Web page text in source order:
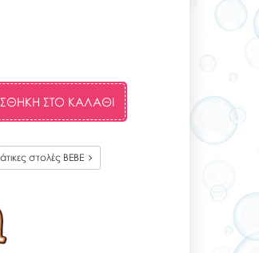
ΣΤΟ ΚΑΛΆΘΙ
στολές BEBE